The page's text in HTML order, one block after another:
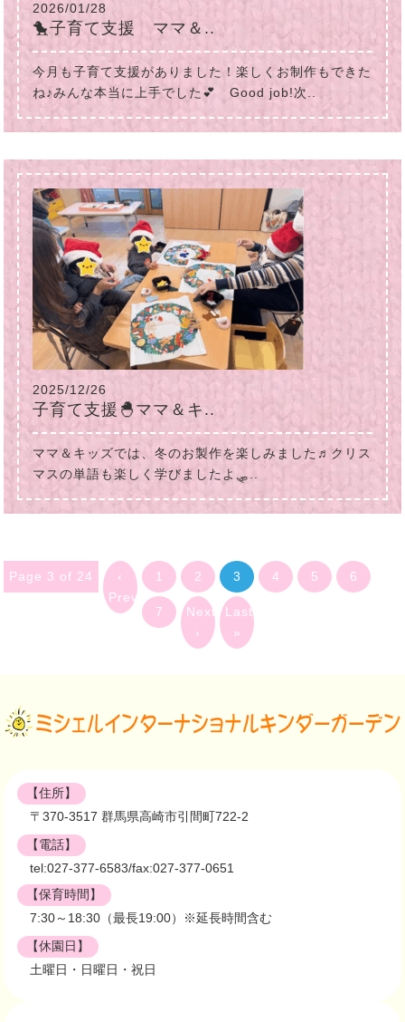
2026/01/28
🐤子育て支援 ママ＆..
今月も子育て支援がありました！楽しくお制作もできた
ね♪みんな本当に上手でした💕 Good job!次..
2025/12/26
子育て支援🐣ママ＆キ..
ママ＆キッズでは、冬のお製作を楽しみました♬クリス
マスの単語も楽しく学びましたよ🛷..
Page 3 of 24
‹
Previous
1 2 3 4 5 6
7
Next
›
Last
»
【住所】
〒370-3517 群馬県高崎市引間町722-2
【電話】
tel:027-377-6583/fax:027-377-0651
【保育時間】
7:30～18:30（最長19:00）※延長時間含む
【休園日】
土曜日・日曜日・祝日